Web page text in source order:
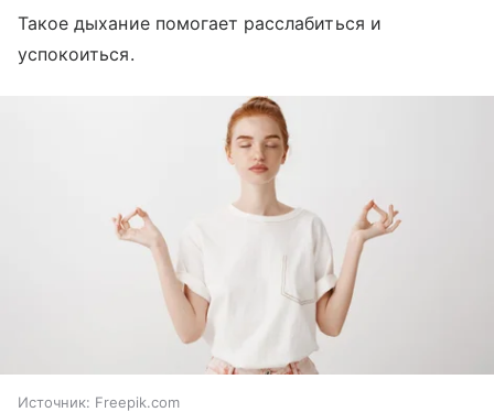
Такое дыхание помогает расслабиться и
успокоиться.
Источник: Freepik.com